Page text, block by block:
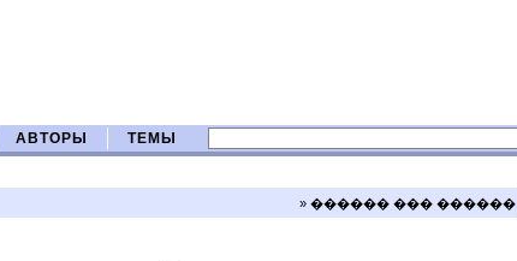
АВТОРЫ ТЕМЫ
» ������ ��� ������